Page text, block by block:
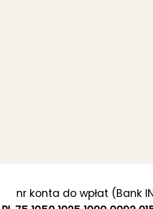
nr konta do wpłat (Bank